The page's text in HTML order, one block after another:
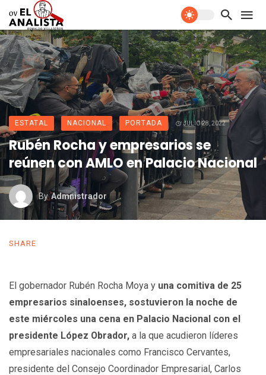
ESTATAL NACIONAL PORTADA JULIO 28, 2022
Rubén Rocha y empresarios se
reúnen con AMLO en Palacio Nacional
By Admnistrador
SHARE
El gobernador Rubén Rocha Moya y una comitiva de 25
empresarios sinaloenses, sostuvieron la noche de
este miércoles una cena en Palacio Nacional con el
presidente López Obrador, a la que acudieron líderes
empresariales nacionales como Francisco Cervantes,
presidente del Consejo Coordinador Empresarial, Carlos